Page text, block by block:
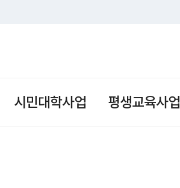
시민대학사업 평생교육사업